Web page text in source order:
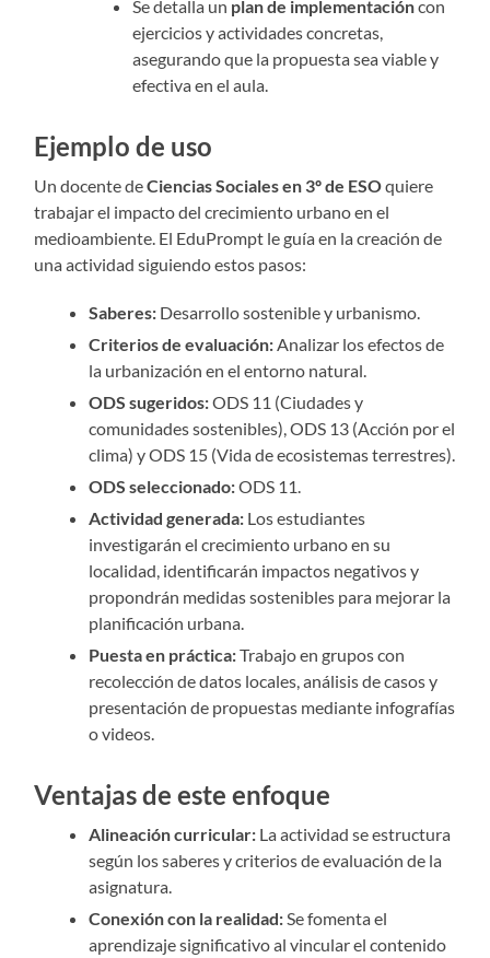
Se detalla un plan de implementacióncon
ejercicios y actividades concretas,
asegurando que la propuesta sea viable y
efectiva en el aula.
Ejemplo de uso
Un docente deCiencias Sociales en 3º de ESOquiere
trabajar el impacto del crecimiento urbano en el
medioambiente. El EduPrompt le guía en la creación de
una actividad siguiendo estos pasos:
Saberes: Desarrollo sostenible y urbanismo.
Criterios de evaluación: Analizar los efectos de
la urbanización en el entorno natural.
ODS sugeridos:ODS 11 (Ciudades y
comunidades sostenibles), ODS 13 (Acción por el
clima) y ODS 15 (Vida de ecosistemas terrestres).
ODS seleccionado:ODS 11.
Actividad generada: Los estudiantes
investigarán el crecimiento urbano en su
localidad, identificarán impactos negativos y
propondrán medidas sostenibles para mejorar la
planificación urbana.
Puesta en práctica:Trabajo en grupos con
recolección de datos locales, análisis de casos y
presentación de propuestas mediante infografías
o videos.
Ventajas de este enfoque
Alineación curricular: La actividad se estructura
según los saberes y criterios de evaluación de la
asignatura.
Conexión con la realidad: Se fomenta el
aprendizaje significativo al vincular el contenido